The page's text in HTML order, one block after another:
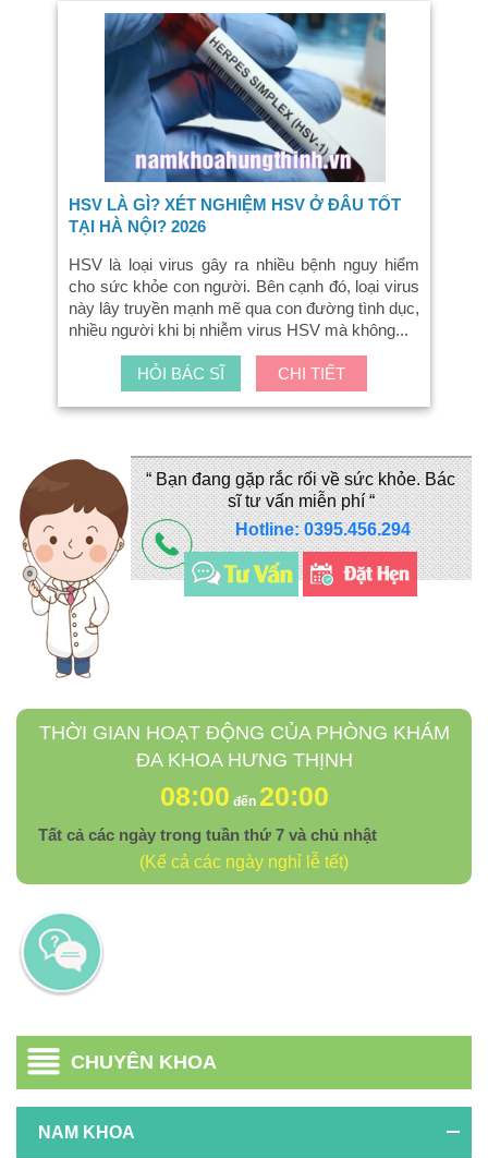
HSV LÀ GÌ? XÉT NGHIỆM HSV Ở ĐÂU TỐT
TẠI HÀ NỘI? 2026
HSV là loại virus gây ra nhiều bệnh nguy hiểm
cho sức khỏe con người. Bên cạnh đó, loại virus
này lây truyền mạnh mẽ qua con đường tình dục,
nhiều người khi bị nhiễm virus HSV mà không...
HỎI BÁC SĨ CHI TIẾT
“ Bạn đang gặp rắc rối về sức khỏe. Bác
sĩ tư vấn miễn phí “
Hotline: 0395.456.294
THỜI GIAN HOẠT ĐỘNG CỦA PHÒNG KHÁM
ĐA KHOA HƯNG THỊNH
08:00 đến 20:00
Tất cả các ngày trong tuần thứ 7 và chủ nhật
(Kể cả các ngày nghỉ lễ tết)
CHUYÊN KHOA
NAM KHOA